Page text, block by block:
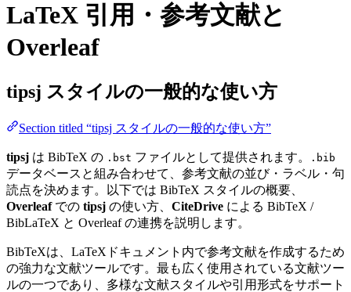
LaTeX 引用・参考文献と
Overleaf
tipsj スタイルの一般的な使い方
Section titled “tipsj スタイルの一般的な使い方”
tipsj は BibTeX の .bst ファイルとして提供されます。 .bib
データベースと組み合わせて、参考文献の並び・ラベル・句
読点を決めます。以下では BibTeX スタイルの概要、
Overleafでの tipsj の使い方、 CiteDrive による BibTeX /
BibLaTeX と Overleaf の連携を説明します。
BibTeXは、LaTeXドキュメント内で参考文献を作成するため
の強力な文献ツールです。最も広く使用されている文献ツー
ルの一つであり、多様な文献スタイルや引用形式をサポート